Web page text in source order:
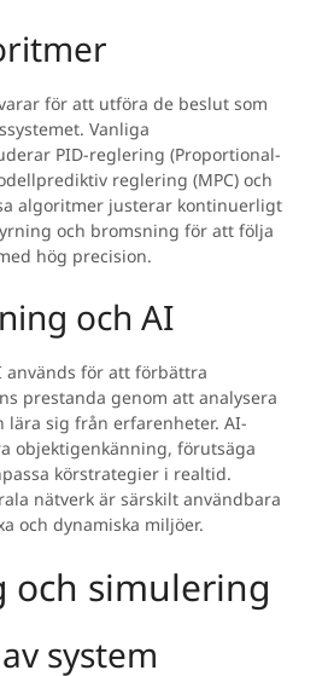
för att utföra de beslut som
Vanliga
PID-reglering (Proportional-
reglering (MPC) och
algoritmer justerar kontinuerligt
och bromsning för att följa
hög precision.
och AI
används för att förbättra
prestanda genom att analysera
lära sig från erfarenheter. AI-
objektigenkänning, förutsäga
körstrategier i realtid.
nätverk är särskilt användbara
och dynamiska miljöer.
och simulering
system